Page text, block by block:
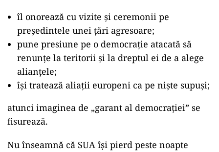
îl onorează cu vizite și ceremonii pe
președintele unei țări agresoare;
pune presiune pe o democrație atacată să
renunțe la teritorii și la dreptul ei de a alege
alianțele;
își tratează aliații europeni ca pe niște supuși;
atunci imaginea de „garant al democrației” se
fisurează.
Nu înseamnă că SUA își pierd peste noapte